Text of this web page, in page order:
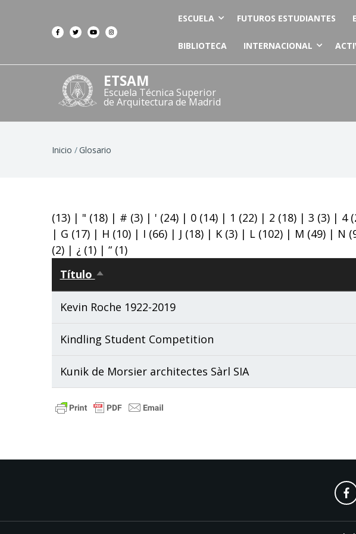
ESCUELA FUTUROS ESTUDIANTES
BIBLIOTECA INTERNACIONAL
ETSAM
Escuela Técnica Superior
de Arquitectura de Madrid
Ruta
Inicio Glosario
(13) | " (18) | # (3) | ' (24) | 0 (14) | 1 (22) | 2 (18) | 3 (3) | 4
| G (17) | H (10) | I (66) | J (18) | K (3) | L (102) | M (49) | N
(2) | ¿ (1) | “ (1)
Título Ordenar
descendente
Kevin Roche 1922-2019
Kindling Student Competition
Kunik de Morsier architectes Sàrl SIA